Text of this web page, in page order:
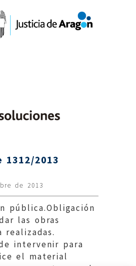
1312/2013
de 2013
pública.Obligación
las obras
realizadas.
intervenir para
el material